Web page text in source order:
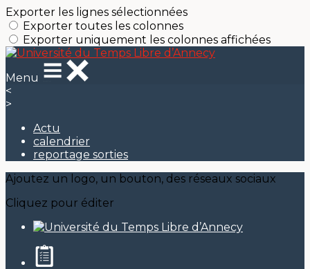
Exporter les lignes sélectionnées
Exporter toutes les colonnes
Exporter uniquement les colonnes affichées
Menu
<
>
Actu
calendrier
reportage sorties
Ajoutez un logo, un bouton, des réseaux sociaux
Cliquez pour éditer